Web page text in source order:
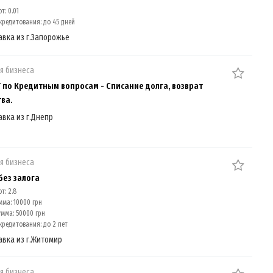
0.01
до 45 дней
из г.Запорожье
бизнеса
по Кредитным вопросам - Списание долга, возврат
из г.Днепр
бизнеса
залога
2.8
10000 грн
50000 грн
до 2 лет
из г.Житомир